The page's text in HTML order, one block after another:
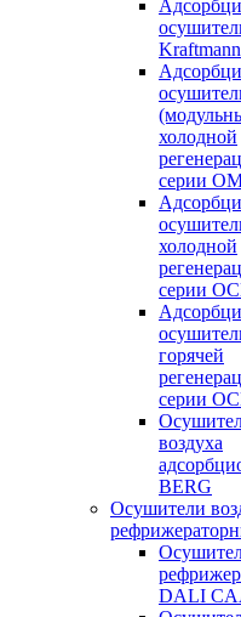
Kraftmann
холодной
серии
холодной
серии
горячей
серии
воздуха
BERG
Осушители
DALI